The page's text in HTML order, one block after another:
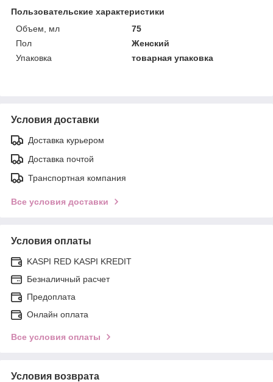
Пользовательские характеристики
Объем, мл
75
Пол
Женский
Упаковка
товарная упаковка
Условия доставки
Доставка курьером
Доставка почтой
Транспортная компания
Все условия доставки
Условия оплаты
KASPI RED KASPI KREDIT
Безналичный расчет
Предоплата
Онлайн оплата
Все условия оплаты
Условия возврата